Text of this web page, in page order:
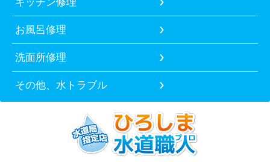
お風呂修理
洗面所修理
その他、水トラブル